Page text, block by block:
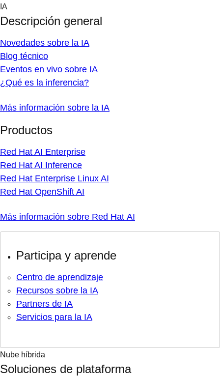
Skip
content
IA
Descripción general
Novedades sobre la IA
Blog técnico
Eventos en vivo sobre IA
¿Qué es la inferencia?
Más información sobre la IA
Productos
Red Hat AI Enterprise
Red Hat AI Inference
Red Hat Enterprise Linux AI
Red Hat OpenShift AI
Más información sobre Red Hat AI
Participa y aprende
Centro de aprendizaje
Recursos sobre la IA
Partners de IA
Servicios para la IA
Nube híbrida
Soluciones de plataforma